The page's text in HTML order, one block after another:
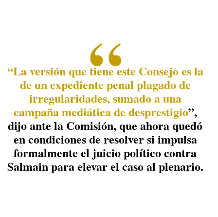
“La versión que tiene este Consejo es la
de un expediente penal plagado de
irregularidades, sumado a una
campaña mediática de desprestigio”,
dijo ante la Comisión, que ahora quedó
en condiciones de resolver si impulsa
formalmente el juicio político contra
Salmain para elevar el caso al plenario.